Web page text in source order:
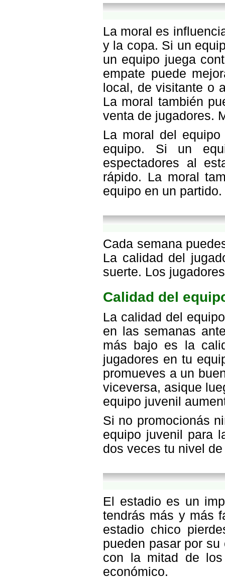
La moral es
y la copa. Si un
un equipo juega
empate puede
local, de visitante o
La moral también
venta de jugadores.
La moral del
equipo. Si un
espectadores al
rápido. La moral
equipo en un partido.
Cada semana
La calidad del
suerte. Los
Calidad del
La calidad del
en las semanas
más bajo es la
jugadores en tu
promueves a un
viceversa, asique
equipo juvenil
Si no promocionás
equipo juvenil para
dos veces tu nivel
El estadio es un
tendrás más y más
estadio chico
pueden pasar por
con la mitad de los
económico.